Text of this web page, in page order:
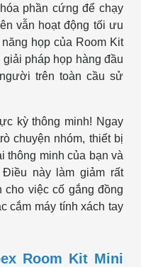
phần cứng để chạy
vẫn hoạt động tối ưu
họp của Room Kit
pháp họp hàng đầu
trên toàn cầu sử
kỳ thông minh! Ngay
chuyện nhóm, thiết bị
thông minh của bạn và
này làm giảm rất
việc cố gắng đồng
cắm máy tính xách tay
Room Kit Mini